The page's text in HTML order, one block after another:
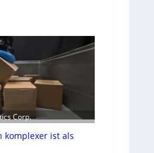
Corp.
komplexer ist als